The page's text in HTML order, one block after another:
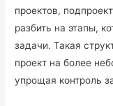
проектов,
разбить на этапы,
задачи. Такая
проект на более
упрощая контроль